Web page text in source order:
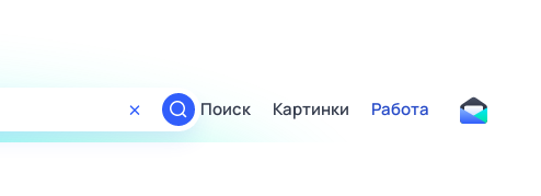
Поиск Картинки Работа